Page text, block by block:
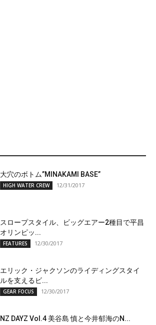
大穴のボトム”MINAKAMI BASE”
HIGH WATER CREW 12/31/2017
スロープスタイル、ビッグエアー2種目で平昌
オリンピッ...
FEATURES 12/30/2017
エリック・ジャクソンのライディングスタイ
ルを支えるビ...
GEAR FOCUS 12/30/2017
NZ DAYZ Vol.4 美谷島 慎と今井郁海のN...